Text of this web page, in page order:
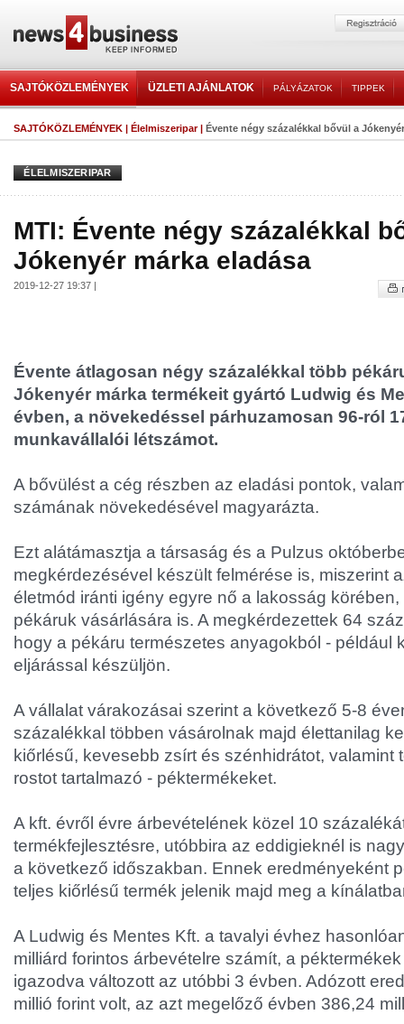
SAJTÓKÖZLEMÉNYEK ÜZLETI AJÁNLATOK PÁLYÁZATOK TIPPEK
SAJTÓKÖZLEMÉNYEK | Élelmiszeripar| Évente négy százalékkal bővül a
ÉLELMISZERIPAR
MTI: Évente négy százalékkal
Jókenyér márka eladása
2019-12-27 19:37 |
Évente átlagosan négy százalékkal több
Jókenyér márka termékeit gyártó Ludwig és
évben, a növekedéssel párhuzamosan 96-ról
munkavállalói létszámot.
A bővülést a cég részben az eladási pontok,
számának növekedésével magyarázta.
Ezt alátámasztja a társaság és a Pulzus
megkérdezésével készült felmérése is, miszerint
életmód iránti igény egyre nő a lakosság
pékáruk vásárlására is. A megkérdezettek 64
hogy a pékáru természetes anyagokból - például
eljárással készüljön.
A vállalat várakozásai szerint a következő 5-8
százalékkal többen vásárolnak majd élettanilag
kiőrlésű, kevesebb zsírt és szénhidrátot, valamint
rostot tartalmazó - péktermékeket.
A kft. évről évre árbevételének közel 10
termékfejlesztésre, utóbbira az eddigieknél is
a következő időszakban. Ennek eredményeként
teljes kiőrlésű termék jelenik majd meg a
A Ludwig és Mentes Kft. a tavalyi évhez
milliárd forintos árbevételre számít, a
igazodva változott az utóbbi 3 évben. Adózott
millió forint volt, az azt megelőző évben 386,24